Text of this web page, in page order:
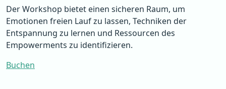
Der Workshop bietet einen sicheren Raum, um
Emotionen freien Lauf zu lassen, Techniken der
Entspannung zu lernen und Ressourcen des
Empowerments zu identifizieren.
Buchen